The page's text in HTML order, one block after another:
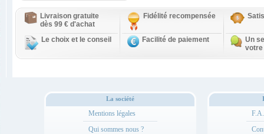
Livraison gratuite
dès 99 € d'achat
Fidélité recompensée
Le choix et le conseil Facilité de paiement
Un
votre
La société
Mentions légales
Qui sommes nous ?